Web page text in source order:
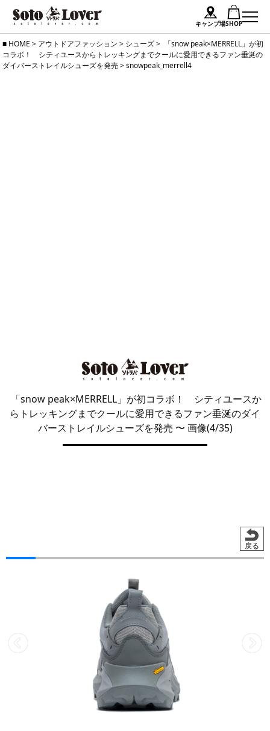
キャンプ場SHOP
Skip
to
HOME > アウトドアファッション > シューズ>
「snow peak×MERRELL」が初
コラボ！ シティユースからトレッキングまでクールに愛用できるファン垂涎の
ダイバーストレイルシューズを発売>snowpeak_merrell4
「snow peak×MERRELL」が初コラボ！ シティユースか
らトレッキングまでクールに愛用できるファン垂涎のダイ
バーストレイルシューズを発売 〜 画像(4/35)
戻る